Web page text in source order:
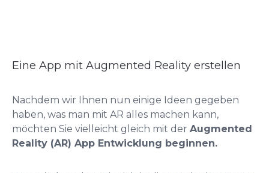
Eine App mit Augmented Reality erstellen
Nachdem wir Ihnen nun einige Ideen gegeben
haben, was man mit AR alles machen kann,
möchten Sie vielleicht gleich mit der Augmented
Reality (AR) App Entwicklung beginnen.